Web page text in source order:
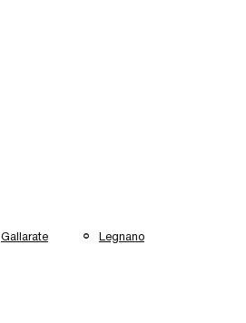
Gallarate Legnano